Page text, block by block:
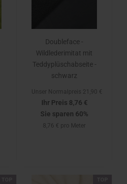
Doubleface -
Wildlederimitat mit
Teddyplüschabseite -
schwarz
Unser Normalpreis 21,90 €
Ihr Preis 8,76 €
Sie sparen 60%
8,76 € pro Meter